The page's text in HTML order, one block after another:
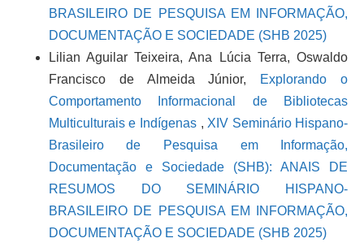
BRASILEIRO DE PESQUISA EM INFORMAÇÃO,
DOCUMENTAÇÃO E SOCIEDADE (SHB 2025)
Lilian Aguilar Teixeira, Ana Lúcia Terra, Oswaldo
Francisco de Almeida Júnior,
Explorando o
Comportamento Informacional de Bibliotecas
Multiculturais e Indígenas , XIV Seminário Hispano-
Brasileiro de Pesquisa em Informação,
Documentação e Sociedade (SHB): ANAIS DE
RESUMOS DO SEMINÁRIO HISPANO-
BRASILEIRO DE PESQUISA EM INFORMAÇÃO,
DOCUMENTAÇÃO E SOCIEDADE (SHB 2025)